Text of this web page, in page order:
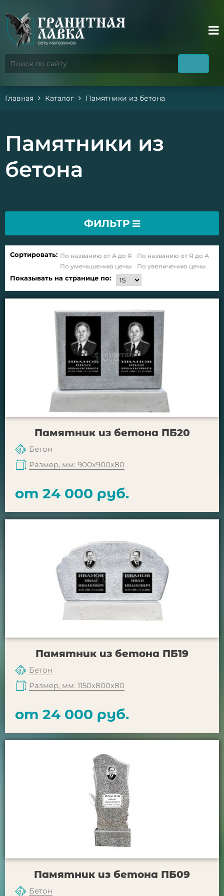
Главная Каталог Памятники из бетона
Памятники из
бетона
ФИЛЬТР
Сортировать: По названию от А до Я
По названию от Я до А
По уменьшению цены
По увеличению цены
Показывать на странице по:
Памятник из бетона ПБ20
Бетон
Размер, мм: 900х900х80
от 24 000 руб.
Памятник из бетона ПБ19
Бетон
Размер, мм: 1150х800х80
от 24 000 руб.
Памятник из бетона ПБ09
Бетон